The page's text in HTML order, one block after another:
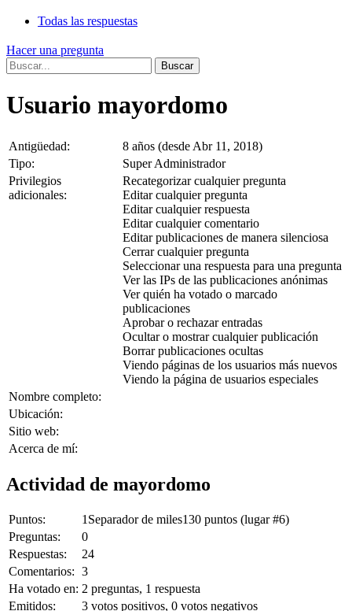
Todas las respuestas
Hacer una pregunta
Usuario mayordomo
Antigüedad:
8 años (desde Abr 11, 2018)
Tipo:
Super Administrador
Privilegios
adicionales:
Recategorizar cualquier pregunta
Editar cualquier pregunta
Editar cualquier respuesta
Editar cualquier comentario
Editar publicaciones de manera silenciosa
Cerrar cualquier pregunta
Seleccionar una respuesta para una pregunta
Ver las IPs de las publicaciones anónimas
Ver quién ha votado o marcado
publicaciones
Aprobar o rechazar entradas
Ocultar o mostrar cualquier publicación
Borrar publicaciones ocultas
Viendo páginas de los usuarios más nuevos
Viendo la página de usuarios especiales
Nombre completo:
Ubicación:
Sitio web:
Acerca de mí:
Actividad de mayordomo
Puntos: 1Separador de miles130 puntos (lugar #6)
Preguntas:
0
Respuestas:
24
Comentarios: 3
Ha votado en: 2 preguntas, 1 respuesta
Emitidos:
3 votos positivos, 0 votos negativos